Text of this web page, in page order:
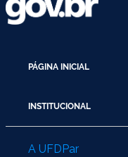
Ministério do Planejamento,
Ministério do Esporte
PÁGINA INICIAL
INSTITUCIONAL
A UFDPar